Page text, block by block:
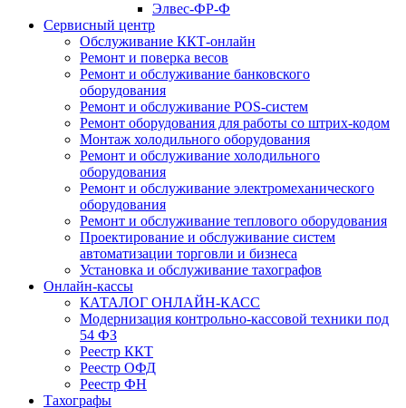
Элвес-ФР-Ф
Сервисный центр
Обслуживание ККТ-онлайн
Ремонт и поверка весов
Ремонт и обслуживание банковского
оборудования
Ремонт и обслуживание POS-систем
Ремонт оборудования для работы со штрих-кодом
Монтаж холодильного оборудования
Ремонт и обслуживание холодильного
оборудования
Ремонт и обслуживание электромеханического
оборудования
Ремонт и обслуживание теплового оборудования
Проектирование и обслуживание систем
автоматизации торговли и бизнеса
Установка и обслуживание тахографов
Онлайн-кассы
КАТАЛОГ ОНЛАЙН-КАСС
Модернизация контрольно-кассовой техники под
54 ФЗ
Реестр ККТ
Реестр ОФД
Реестр ФН
Тахографы